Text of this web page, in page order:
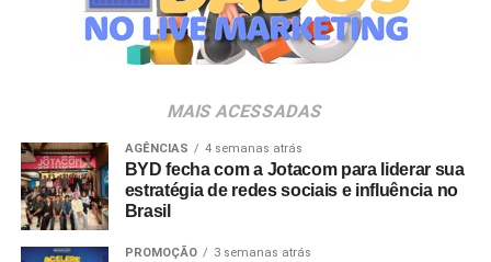
Veia”, conceito focado na valorização da cultura nacional,
da música e da hospitalidade carioca.
no canal oficial da Ticketmaster, com lote inicial a partir
de R$ 3.950,00. As demais atualizações e atrações do
evento serão divulgadas nos canais oficiais do camarote
nos próximos meses.
MAIS ACESSADAS
AGÊNCIAS 4 semanas atrás
BYD fecha com a Jotacom para liderar sua
estratégia de redes sociais e influência no
Brasil
PROMOÇÃO 3 semanas atrás